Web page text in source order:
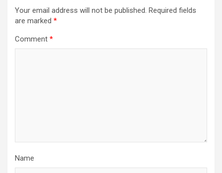
Your email address will not be published. Required fields
are marked *
Comment *
Name